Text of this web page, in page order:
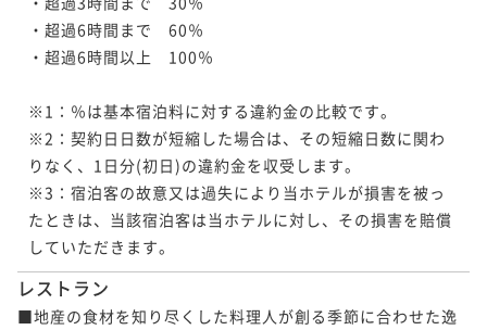
・超過6時間まで　60％
・超過6時間以上　100％
※1：％は基本宿泊料に対する違約金の比較です。
※2：契約日日数が短縮した場合は、その短縮日数に関わ
りなく、1日分(初日)の違約金を収受します。
※3：宿泊客の故意又は過失により当ホテルが損害を被っ
たときは、当該宿泊客は当ホテルに対し、その損害を賠償
していただきます。
レストラン
■地産の食材を知り尽くした料理人が創る季節に合わせた逸